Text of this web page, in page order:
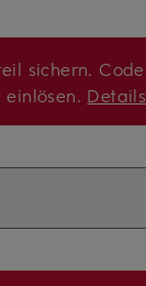
sichern. Code
Details